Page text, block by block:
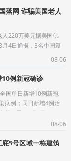
落网 诈骗美国老人
人220万美元据美国佛
4日通报，3名中国籍
08-06
例新冠确诊
国单日新增10例新冠
病例；同日新增4例治
前一天（8月5日），
08-06
5号区域一栋建筑